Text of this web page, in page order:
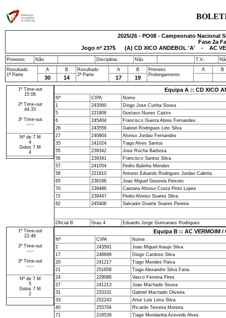
2025/26 - PO08 - Campeonato Nacional
Fase 2a
Jogo nº 2375 (A) CD XICO ANDEBOL 'A' - AC
Protesto: Não Disciplina: Não T.V.:
Resultado
1ª Parte
A B
Resultado
2ª Parte
A B
Primeiro
Prolongamento
A B
30 14 17 19
1º Time-out
15:06
2º Time-out
44:33
3º Time-out
--:--
Nº de 7 M
4
Golos 7 M
4
Equipa A :: CD XICO
Nº CIPA
Nome
1
243560
Diogo Jose Cunha Sousa
5
221806
Gustavo Nunes Castro
6
245404
Francisco Guerra Abreu Fernandes
26
243556
Gabriel Rodrigues Lino Silva
27
240804
Afonso Jordao Fernandes
35
241024
Tiago Alves Santos
55
239342
Jose Rocha Barbosa
56
239341
Francisco Santos Silva
57
241054
Pedro Balinha Mendes
58
221810
Antonio Eduardo Rodrigues Jordao Cabrita
65
238166
Joao Miguel Gouveia Peixoto
70
239486
Caetano Afonso Costa Pinto Lopes
72
239447
Pedro Afonso Soares Silva
82
245406 Salvador Duarte Soares Pereira
Oficial B Grau 4
Eduardo Jorge Guimaraes Rodrigues
1º Time-out
22:46
2º Time-out
--:--
3º Time-out
--:--
Nº de 7 M
5
Golos 7 M
2
Equipa B :: AC VERMOIM /
Nº CIPA
Nome
2
243591
Joao Miguel Araujo Silva
17
248699
Diogo Cardoso Silva
20
241217
Tiago Mendes Paiva
21
251658
Tiago Alexandre Silva Faria
24
229086
Vasco Ferreira Pires
27
241213
Joao Machado Sousa
31
233101
Gabriel Machado Oliveira
33
252243
Artur Luis Lima Silva
40
255704
Ricardo Teixeira Moreira
71
218539 Tiago Mendanha Azevedo Alves